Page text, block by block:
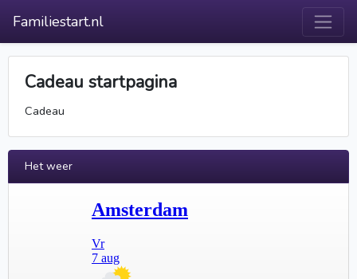
Familiestart.nl
Cadeau startpagina
Cadeau
Het weer